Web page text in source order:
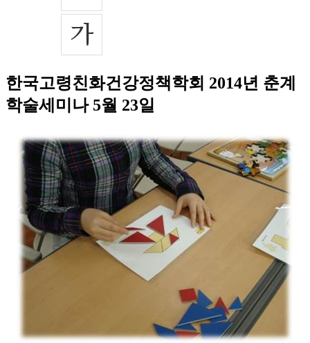
한국고령친화건강정책학회 2014년 춘계
학술세미나 5월 23일